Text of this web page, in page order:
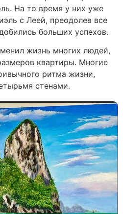
На то время у них уже
с Леей, преодолев все
больших успехов.
жизнь многих людей,
квартиры. Многие
ритма жизни,
стенами.